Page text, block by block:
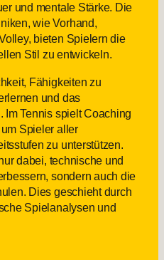
und mentale Stärke. Die
wie Vorhand,
bieten Spielern die
Stil zu entwickeln.
Fähigkeiten zu
und das
Im Tennis spielt Coaching
Spieler aller
zu unterstützen.
dabei, technische und
sondern auch die
Dies geschieht durch
Spielanalysen und